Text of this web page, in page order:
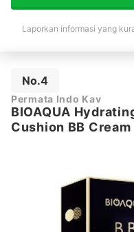
Laporkan informasi yang
No.4
Permata Indo Kav
BIOAQUA
Cushion BB Cream